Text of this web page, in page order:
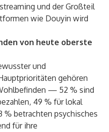
und der Großteil
wie Douyin wird
von heute oberste
und
gehören
— 52 % sind
49 % für lokal
% betrachten psychisches
für ihre